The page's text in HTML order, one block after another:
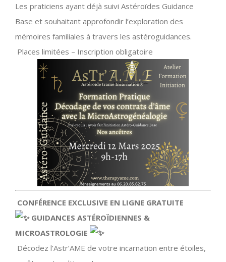
Les praticiens ayant déjà suivi Astéroïdes Guidance
Base et souhaitant approfondir l’exploration des
mémoires familiales à travers les astéroguidances.
Places limitées – Inscription obligatoire
CONFÉRENCE EXCLUSIVE EN LIGNE GRATUITE
GUIDANCES ASTÉROÏDIENNES &
MICROASTROLOGIE
Décodez l’Astr’AME de votre incarnation entre étoiles,